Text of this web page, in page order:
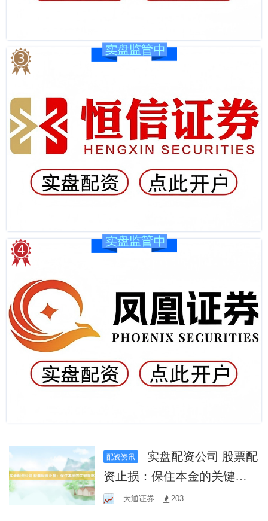
配资资讯
资止损：保住本金的关键策
略
大通证券 203